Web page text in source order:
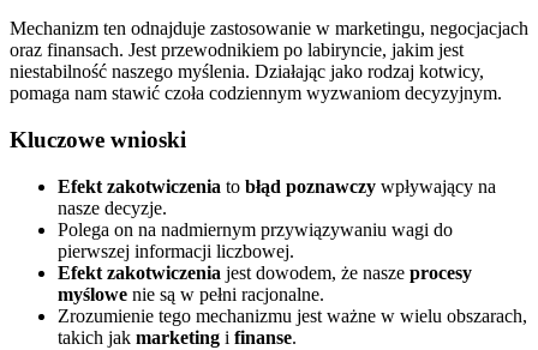
Mechanizm ten odnajduje zastosowanie w marketingu, negocjacjach
oraz finansach. Jest przewodnikiem po labiryncie, jakim jest
niestabilność naszego myślenia. Działając jako rodzaj kotwicy,
pomaga nam stawić czoła codziennym wyzwaniom decyzyjnym.
Kluczowe wnioski
Efekt zakotwiczenia to błąd poznawczy wpływający na
nasze decyzje.
Polega on na nadmiernym przywiązywaniu wagi do
pierwszej informacji liczbowej.
Efekt zakotwiczenia jest dowodem, że nasze procesy
myślowe nie są w pełni racjonalne.
Zrozumienie tego mechanizmu jest ważne w wielu obszarach,
takich jak marketing i finanse.